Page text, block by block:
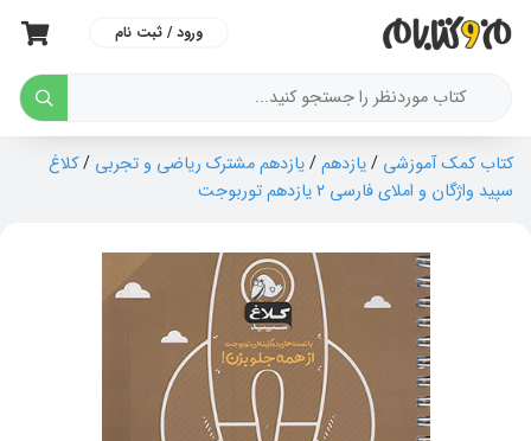
ورود / ثبت نام
کتاب کمک آموزشی /یازدهم/یازدهم مشترک ریاضی و تجربی /کلاغ
سپید واژگان و املای فارسی 2 یازدهم توربوجت